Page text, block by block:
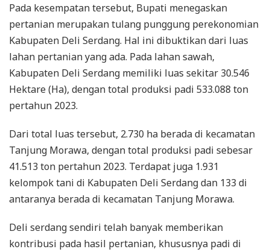
Pada kesempatan tersebut, Bupati menegaskan
pertanian merupakan tulang punggung perekonomian
Kabupaten Deli Serdang. Hal ini dibuktikan dari luas
lahan pertanian yang ada. Pada lahan sawah,
Kabupaten Deli Serdang memiliki luas sekitar 30.546
Hektare (Ha), dengan total produksi padi 533.088 ton
pertahun 2023.
Dari total luas tersebut, 2.730 ha berada di kecamatan
Tanjung Morawa, dengan total produksi padi sebesar
41.513 ton pertahun 2023. Terdapat juga 1.931
kelompok tani di Kabupaten Deli Serdang dan 133 di
antaranya berada di kecamatan Tanjung Morawa.
Deli serdang sendiri telah banyak memberikan
kontribusi pada hasil pertanian, khususnya padi di